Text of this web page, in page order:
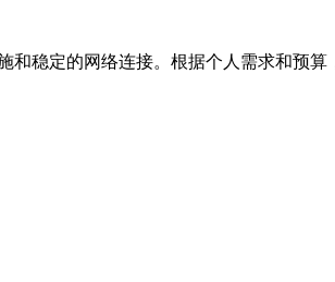
稳定的网络连接。根据个人需求和预